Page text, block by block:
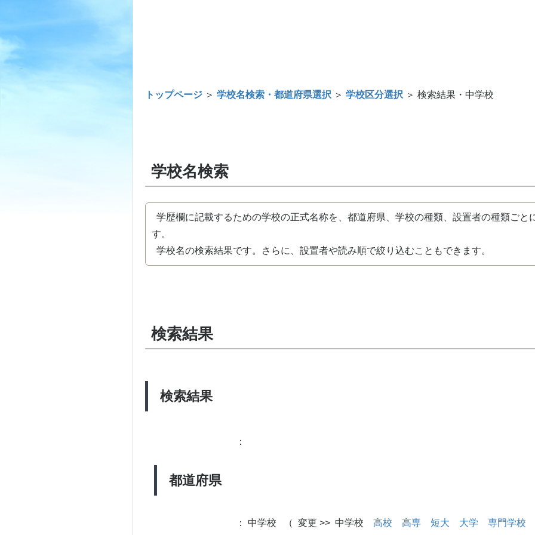
トップページ ＞ 学校名検索・都道府県選択 ＞ 学校区分選択 ＞ 検索結果・中学校
学校名検索
学歴欄に記載するための学校の正式名称を、都道府県、学校の種類、設置者の種類ごと
す。
学校名の検索結果です。さらに、設置者や読み順で絞り込むこともできます。
検索結果
検索結果
都道府県
：
： 中学校 （ 変更 >> 中学校 高校 高専 短大 大学 専門学校